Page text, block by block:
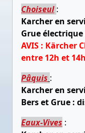
Choiseul :
Karcher en
Grue électrique
AVIS : Kärcher
entre 12h et
Pâquis :
Karcher en
Bers et Grue :
Eaux-Vives :